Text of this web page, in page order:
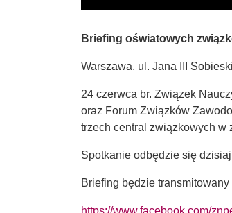
Briefing oświatowych
Warszawa, ul. Jana III
24 czerwca br. Związek
oraz Forum Związków
trzech central związkowych w
Spotkanie odbędzie się
Briefing będzie